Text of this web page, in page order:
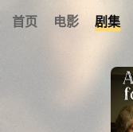
首页 电影 剧集